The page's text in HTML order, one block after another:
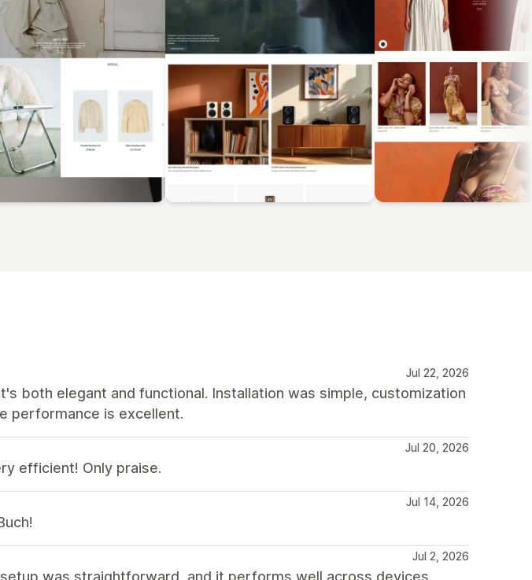
Jul 22, 2026
both elegant and functional. Installation was simple, customization
performance is excellent.
Jul 20, 2026
efficient! Only praise.
Jul 14, 2026
Jul 2, 2026
was straightforward, and it performs well across devices.